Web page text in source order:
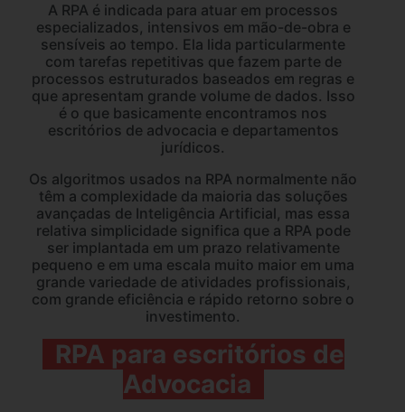
A RPA é indicada para atuar em processos
especializados, intensivos em mão-de-obra e
sensíveis ao tempo. Ela lida particularmente
com tarefas repetitivas que fazem parte de
processos estruturados baseados em regras e
que apresentam grande volume de dados. Isso
é o que basicamente encontramos nos
escritórios de advocacia e departamentos
jurídicos.
Os algoritmos usados na RPA normalmente não
têm a complexidade da maioria das soluções
avançadas de Inteligência Artificial, mas essa
relativa simplicidade significa que a RPA pode
ser implantada em um prazo relativamente
pequeno e em uma escala muito maior em uma
grande variedade de atividades profissionais,
com grande eficiência e rápido retorno sobre o
investimento.
RPA para escritórios de
Advocacia